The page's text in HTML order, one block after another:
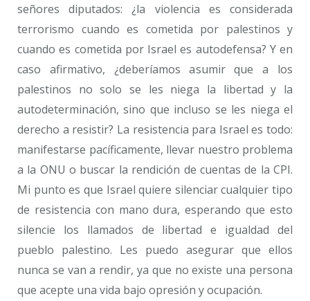
señores diputados: ¿la violencia es considerada
terrorismo cuando es cometida por palestinos y
cuando es cometida por Israel es autodefensa? Y en
caso afirmativo, ¿deberíamos asumir que a los
palestinos no solo se les niega la libertad y la
autodeterminación, sino que incluso se les niega el
derecho a resistir? La resistencia para Israel es todo:
manifestarse pacíficamente, llevar nuestro problema
a la ONU o buscar la rendición de cuentas de la CPI.
Mi punto es que Israel quiere silenciar cualquier tipo
de resistencia con mano dura, esperando que esto
silencie los llamados de libertad e igualdad del
pueblo palestino. Les puedo asegurar que ellos
nunca se van a rendir, ya que no existe una persona
que acepte una vida bajo opresión y ocupación.